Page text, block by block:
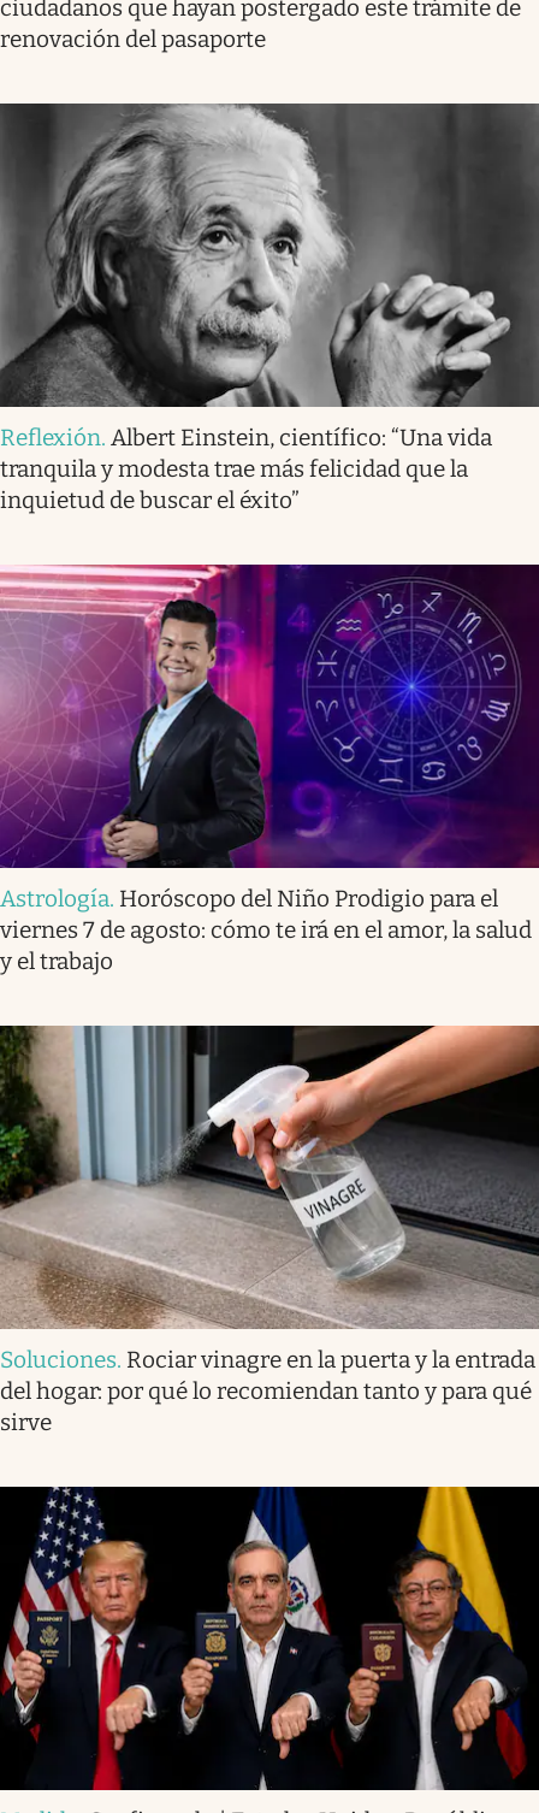
ciudadanos que hayan postergado este trámite de
renovación del pasaporte
Reflexión. Albert Einstein, científico: “Una vida
tranquila y modesta trae más felicidad que la
inquietud de buscar el éxito”
Astrología. Horóscopo del Niño Prodigio para el
viernes 7 de agosto: cómo te irá en el amor, la salud
y el trabajo
Soluciones. Rociar vinagre en la puerta y la entrada
del hogar: por qué lo recomiendan tanto y para qué
sirve